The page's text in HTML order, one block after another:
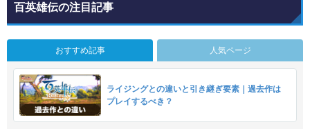
百英雄伝の注目記事
おすすめ記事 人気ページ
ライジングとの違いと引き継ぎ要素｜過去作は
プレイするべき？